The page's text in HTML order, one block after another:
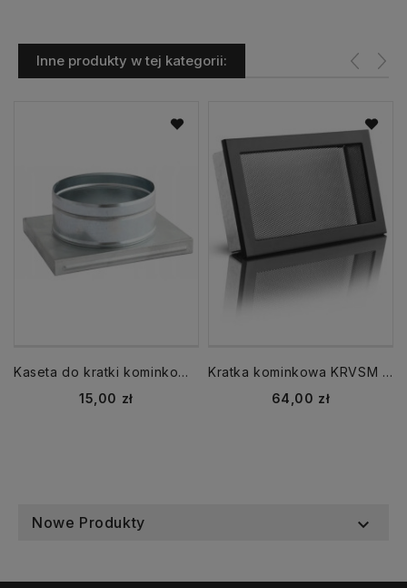
Inne produkty w tej kategorii:
Kaseta do kratki kominkowej KDP K2,Kz2 fi 100 mm
Cena
15,00 zł
Kratka kominkowa KRVSM 220x220 mm z siatką czarna
Cena
64,00 zł
Nowe Produkty 